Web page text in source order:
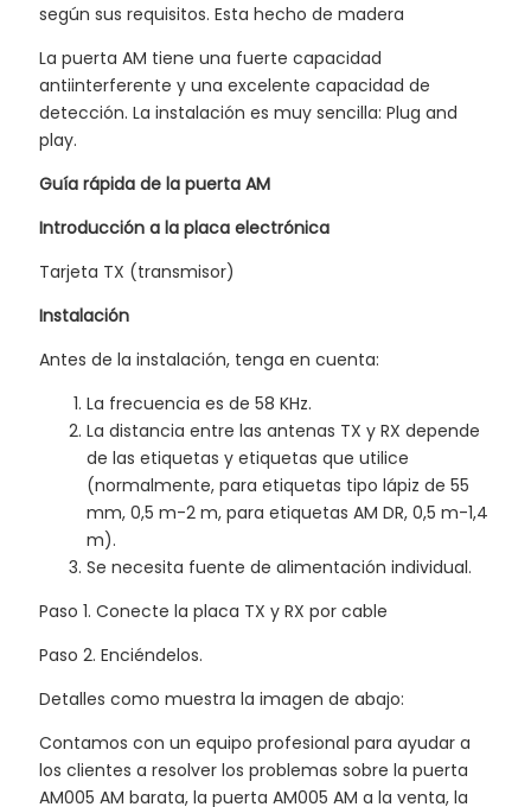
según sus requisitos. Esta hecho de madera
La puerta AM tiene una fuerte capacidad
antiinterferente y una excelente capacidad de
detección. La instalación es muy sencilla: Plug and
play.
Guía rápida de la puerta AM
Introducción a la placa electrónica
Tarjeta TX (transmisor)
Instalación
Antes de la instalación, tenga en cuenta:
La frecuencia es de 58 KHz.
La distancia entre las antenas TX y RX depende
de las etiquetas y etiquetas que utilice
(normalmente, para etiquetas tipo lápiz de 55
mm, 0,5 m-2 m, para etiquetas AM DR, 0,5 m-1,4
m).
Se necesita fuente de alimentación individual.
Paso 1. Conecte la placa TX y RX por cable
Paso 2. Enciéndelos.
Detalles como muestra la imagen de abajo:
Contamos con un equipo profesional para ayudar a
los clientes a resolver los problemas sobre la puerta
AM005 AM barata, la puerta AM005 AM a la venta, la